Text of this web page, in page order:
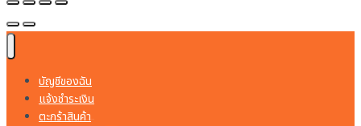
บัญชีของฉัน
แจ้งชำระเงิน
ตะกร้าสินค้า